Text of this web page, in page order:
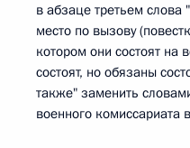
в абзаце третьем слова
место по вызову
котором они состоят на
состоят, но обязаны
также" заменить
военного комиссариата